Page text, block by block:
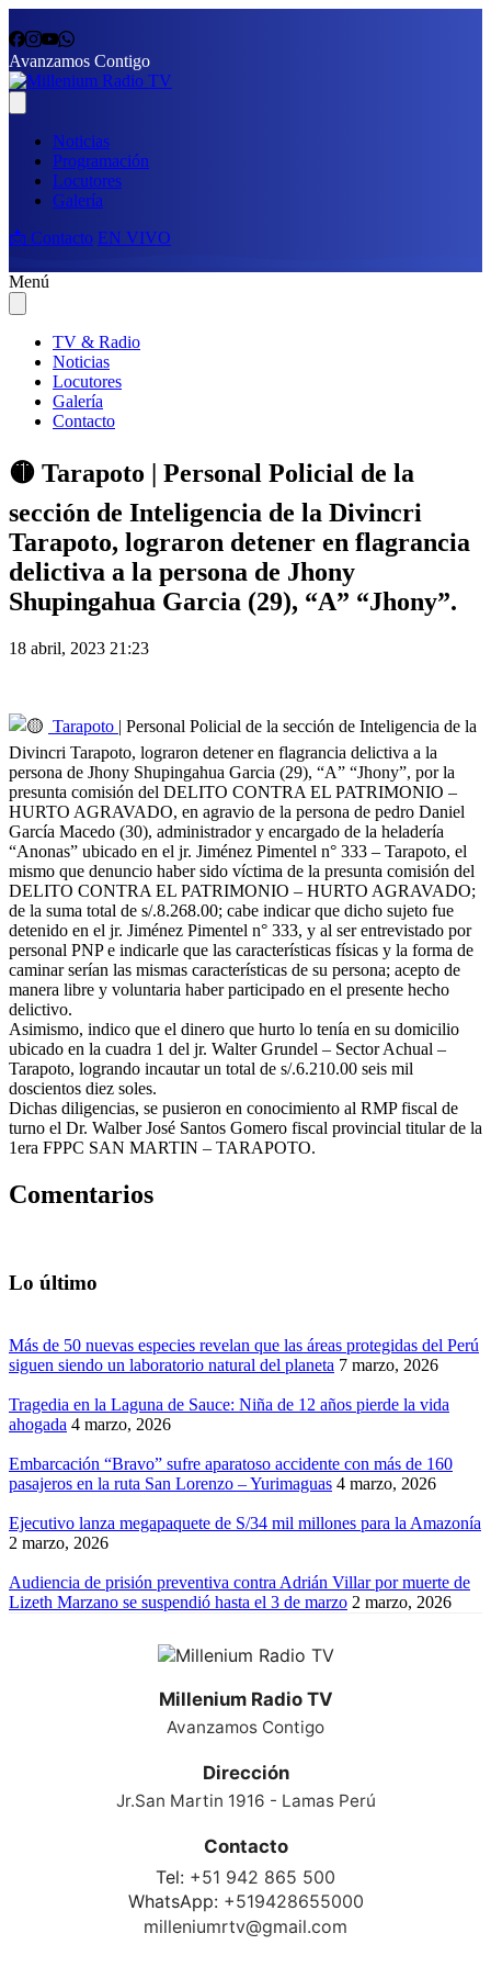
Avanzamos Contigo
Noticias
Programación
Locutores
Galería
📩 Contacto EN VIVO
Menú
TV & Radio
Noticias
Locutores
Galería
Contacto
🟡 Tarapoto | Personal Policial de la
sección de Inteligencia de la Divincri
Tarapoto, lograron detener en flagrancia
delictiva a la persona de Jhony
Shupingahua Garcia (29), “A” “Jhony”.
18 abril, 2023 21:23
Tarapoto | Personal Policial de la sección de Inteligencia de la
Divincri Tarapoto, lograron detener en flagrancia delictiva a la
persona de Jhony Shupingahua Garcia (29), “A” “Jhony”, por la
presunta comisión del DELITO CONTRA EL PATRIMONIO –
HURTO AGRAVADO, en agravio de la persona de pedro Daniel
García Macedo (30), administrador y encargado de la heladería
“Anonas” ubicado en el jr. Jiménez Pimentel n° 333 – Tarapoto, el
mismo que denuncio haber sido víctima de la presunta comisión del
DELITO CONTRA EL PATRIMONIO – HURTO AGRAVADO;
de la suma total de s/.8.268.00; cabe indicar que dicho sujeto fue
detenido en el jr. Jiménez Pimentel n° 333, y al ser entrevistado por
personal PNP e indicarle que las características físicas y la forma de
caminar serían las mismas características de su persona; acepto de
manera libre y voluntaria haber participado en el presente hecho
delictivo.
Asimismo, indico que el dinero que hurto lo tenía en su domicilio
ubicado en la cuadra 1 del jr. Walter Grundel – Sector Achual –
Tarapoto, logrando incautar un total de s/.6.210.00 seis mil
doscientos diez soles.
Dichas diligencias, se pusieron en conocimiento al RMP fiscal de
turno el Dr. Walber José Santos Gomero fiscal provincial titular de la
1era FPPC SAN MARTIN – TARAPOTO.
Comentarios
Lo último
Más de 50 nuevas especies revelan que las áreas protegidas del Perú
siguen siendo un laboratorio natural del planeta 7 marzo, 2026
Tragedia en la Laguna de Sauce: Niña de 12 años pierde la vida
ahogada 4 marzo, 2026
Embarcación “Bravo” sufre aparatoso accidente con más de 160
pasajeros en la ruta San Lorenzo – Yurimaguas 4 marzo, 2026
Ejecutivo lanza megapaquete de S/34 mil millones para la Amazonía
2 marzo, 2026
Audiencia de prisión preventiva contra Adrián Villar por muerte de
Lizeth Marzano se suspendió hasta el 3 de marzo 2 marzo, 2026
Millenium Radio TV
Avanzamos Contigo
Dirección
Jr.San Martin 1916 - Lamas Perú
Contacto
Tel: +51 942 865 500
WhatsApp: +519428655000
milleniumrtv@gmail.com